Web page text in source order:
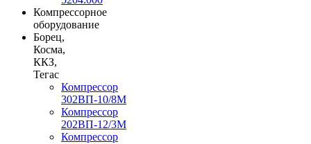
Компрессорное
оборудование
Борец,
Косма,
ККЗ,
Тегас
Компрессор
302ВП-10/8М
Компрессор
202ВП-12/3М
Компрессор